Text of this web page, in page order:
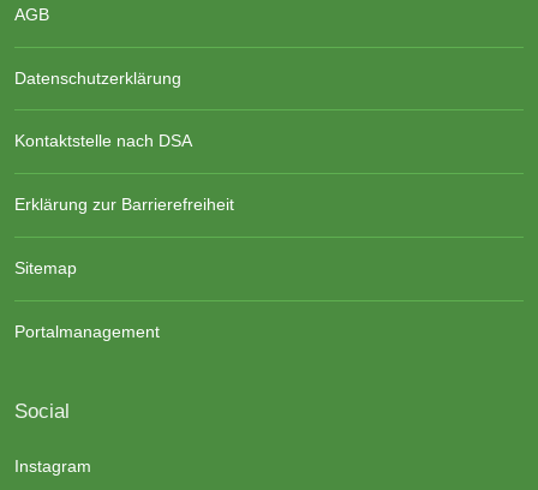
AGB
Datenschutzerklärung
Kontaktstelle nach DSA
Erklärung zur Barrierefreiheit
Sitemap
Portalmanagement
Social
Instagram